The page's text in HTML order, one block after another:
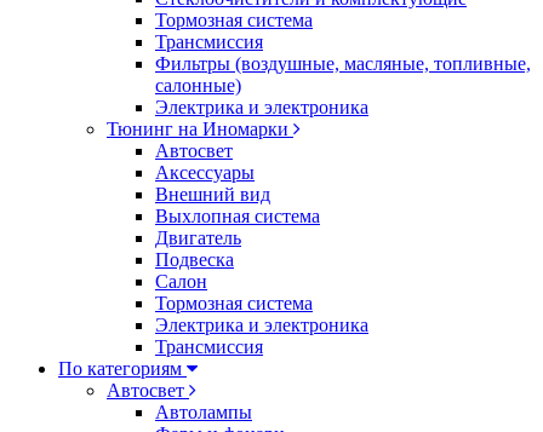
Тормозная система
Трансмиссия
Фильтры (воздушные, масляные, топливные,
салонные)
Электрика и электроника
Тюнинг на Иномарки
Автосвет
Аксессуары
Внешний вид
Выхлопная система
Двигатель
Подвеска
Салон
Тормозная система
Электрика и электроника
Трансмиссия
По категориям
Автосвет
Автолампы